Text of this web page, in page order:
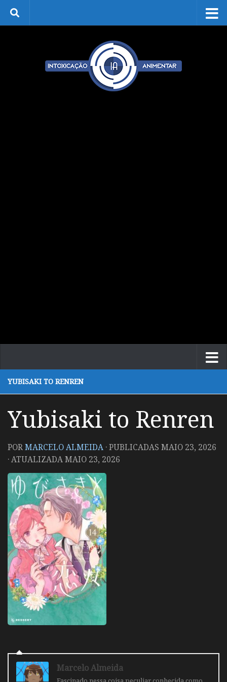
Skip to content
YUBISAKI TO RENREN
Yubisaki to Renren
PORMARCELO ALMEIDA · PUBLICADAS MAIO 23, 2026
· ATUALIZADAMAIO 23, 2026
Marcelo Almeida